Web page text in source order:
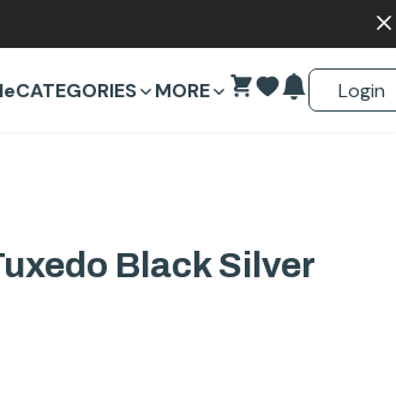
CATEGORIES MORE Login
Black Silver